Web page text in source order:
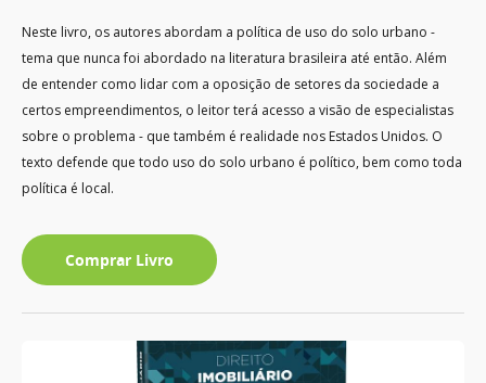
Neste livro, os autores abordam a política de uso do solo urbano -
tema que nunca foi abordado na literatura brasileira até então. Além
de entender como lidar com a oposição de setores da sociedade a
certos empreendimentos, o leitor terá acesso a visão de especialistas
sobre o problema - que também é realidade nos Estados Unidos. O
texto defende que todo uso do solo urbano é político, bem como toda
política é local.
Comprar Livro